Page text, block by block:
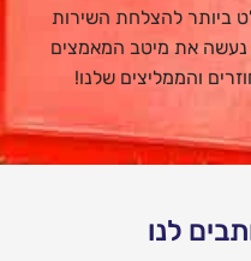
ביותר להצלחת השירות
נעשה את מיטב המאמצים
והממליצים שלנו!
לנו